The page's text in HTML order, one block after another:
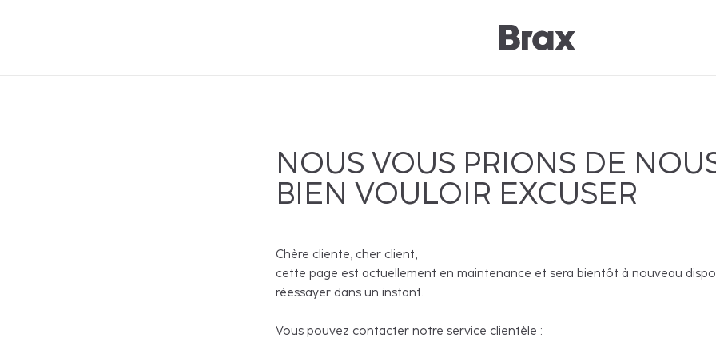
NOUS VOUS PRIONS DE
BIEN VOULOIR EXCUSER
Chère cliente, cher client,
cette page est actuellement en maintenance et sera bientôt à nouveau
réessayer dans un instant.
Vous pouvez contacter notre service clientèle :